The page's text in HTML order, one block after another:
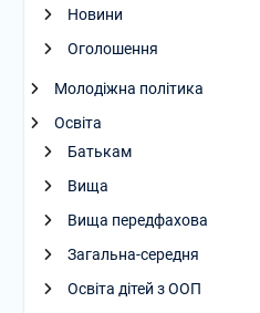
Новини
Оголошення
Молодіжна політика
Освіта
Батькам
Вища
Вища передфахова
Загальна-середня
Освіта дітей з ООП